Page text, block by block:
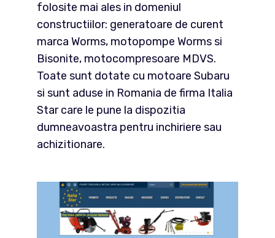
folosite mai ales in domeniul
constructiilor: generatoare de curent
marca Worms, motopompe Worms si
Bisonite, motocompresoare MDVS.
Toate sunt dotate cu motoare Subaru
si sunt aduse in Romania de firma Italia
Star care le pune la dispozitia
dumneavoastra pentru inchiriere sau
achizitionare.